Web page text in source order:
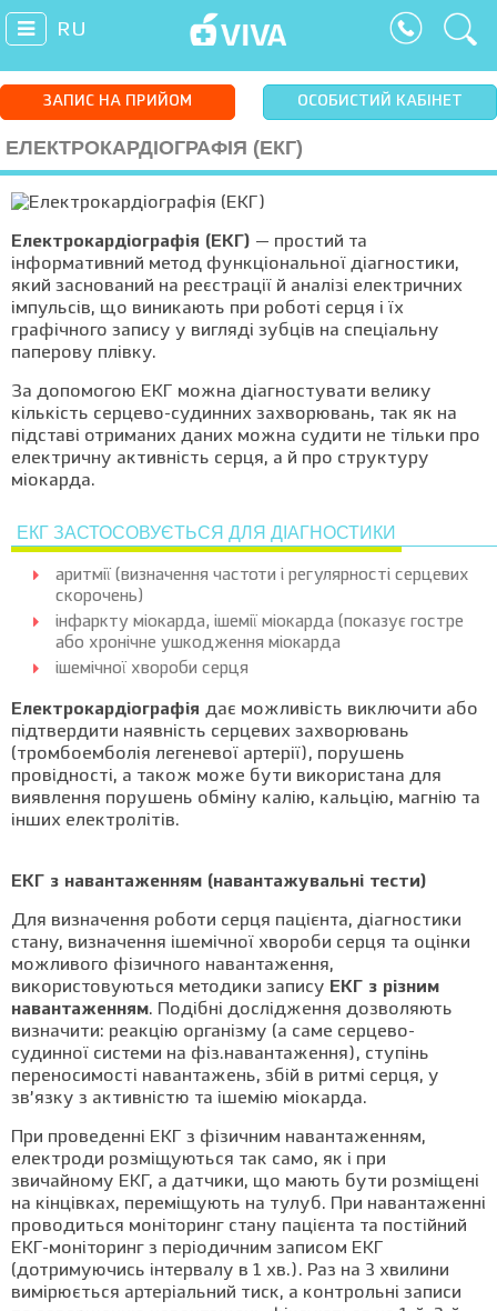
RU
ЗАПИС НА ПРИЙОМ ОСОБИСТИЙ КАБІНЕТ
ЕЛЕКТРОКАРДІОГРАФІЯ (ЕКГ)
Електрокардіографія (ЕКГ) — простий та
інформативний метод функціональної діагностики,
який заснований на реєстрації й аналізі електричних
імпульсів, що виникають при роботі серця і їх
графічного запису у вигляді зубців на спеціальну
паперову плівку.
За допомогою ЕКГ можна діагностувати велику
кількість серцево-судинних захворювань, так як на
підставі отриманих даних можна судити не тільки про
електричну активність серця, а й про структуру
міокарда.
ЕКГ ЗАСТОСОВУЄТЬСЯ ДЛЯ ДІАГНОСТИКИ
аритмії (визначення частоти і регулярності серцевих
скорочень)
інфаркту міокарда, ішемії міокарда (показує гостре
або хронічне ушкодження міокарда
ішемічної хвороби серця
Електрокардіографія дає можливість виключити або
підтвердити наявність серцевих захворювань
(тромбоемболія легеневої артерії), порушень
провідності, а також може бути використана для
виявлення порушень обміну калію, кальцію, магнію та
інших електролітів.
ЕКГ з навантаженням (навантажувальні тести)
Для визначення роботи серця пацієнта, діагностики
стану, визначення ішемічної хвороби серця та оцінки
можливого фізичного навантаження,
використовуються методики запису ЕКГ з різним
навантаженням. Подібні дослідження дозволяють
визначити: реакцію організму (а саме серцево-
судинної системи на фіз.навантаження), ступінь
переносимості навантажень, збій в ритмі серця, у
зв’язку з активністю та ішемію міокарда.
При проведенні ЕКГ з фізичним навантаженням,
електроди розміщуються так само, як і при
звичайному ЕКГ, а датчики, що мають бути розміщені
на кінцівках, переміщують на тулуб. При навантаженні
проводиться моніторинг стану пацієнта та постійний
ЕКГ-моніторинг з періодичним записом ЕКГ
(дотримуючись інтервалу в 1 хв.). Раз на 3 хвилини
вимірюється артеріальний тиск, а контрольні записи